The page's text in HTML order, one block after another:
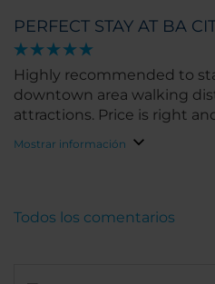
PERFECT STAY AT BA
Highly recommended to
downtown area walking
attractions. Price is right
Mostrar información
Todos los comentarios